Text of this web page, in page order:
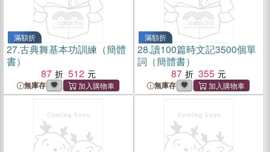
滿額折
27.古典舞基本功訓練（簡體
書）
87
512
無庫存
滿額折
28.讀100篇時文記3500個單
詞（簡體書）
87
355
無庫存